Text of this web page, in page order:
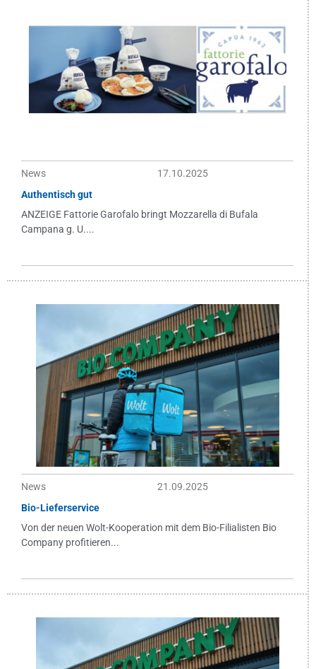
News
17.10.2025
Authentisch gut
ANZEIGE Fattorie Garofalo bringt Mozzarella di Bufala
Campana g. U....
News
21.09.2025
Bio-Lieferservice
Von der neuen Wolt-Kooperation mit dem Bio-Filialisten Bio
Company profitieren...